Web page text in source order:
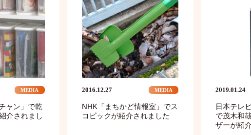
MEDIA
ャン」で乾
介されまし
2016.12.27 MEDIA
NHK「まちかど情報室」でス
コピックが紹介されました
2019.01.24
日本テレ
で茂木和
ザーが紹